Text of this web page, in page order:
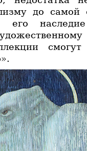
до
смогут